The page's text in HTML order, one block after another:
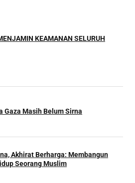
KEAMANAN SELURUH
Gaza Masih Belum Sirna
Akhirat Berharga: Membangun
Seorang Muslim